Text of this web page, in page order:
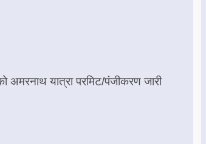
अमरनाथ यात्रा परमिट/पंजीकरण जारी